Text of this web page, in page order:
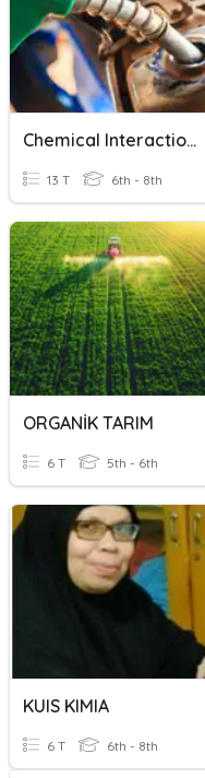
Chemical Interactions: Organic Compounds
13 T 6th - 8th
ORGANİK TARIM
6 T 5th - 6th
KUIS KIMIA
6 T 6th - 8th